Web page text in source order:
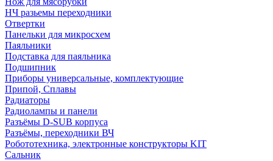
НЧ разьемы переходники
Отвертки
Панельки для микросхем
Паяльники
Подставка для паяльника
Подшипник
Приборы универсальные, комплектующие
Припой, Сплавы
Радиаторы
Радиолампы и панели
Разъёмы D-SUB корпуса
Разъёмы, переходники ВЧ
Робототехника, электронные конструкторы KIT
Сальник